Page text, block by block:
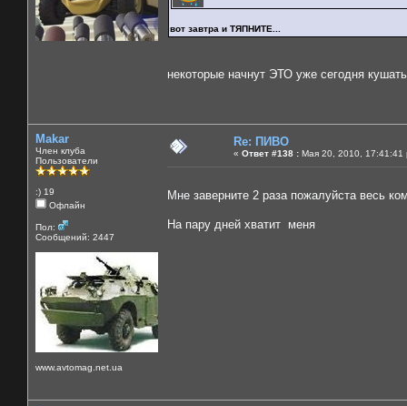
вот завтра и ТЯПНИТЕ...
некоторые начнут ЭТО уже сегодня
Makar
Член клуба
Пользователи
:) 19
Офлайн
Пол:
Сообщений: 2447
www.avtomag.net.ua
Re: ПИВО
« Ответ #138 : Мая 20, 2010, 17:41:41
Мне заверните 2 раза пожалуйста весь
На пару дней хватит меня